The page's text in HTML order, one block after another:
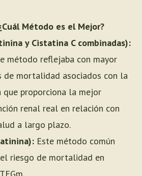
Método es el Mejor?
y Cistatina C combinadas):
método reflejaba con mayor
de mortalidad asociados con la
que proporciona la mejor
renal real en relación con
a largo plazo.
Este método común
riesgo de mortalidad en